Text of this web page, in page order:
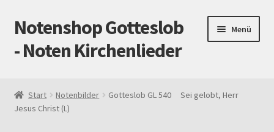
Zur
Navigation
springen
Zum
Inhalt
springen
Notenshop Gotteslob
- Noten Kirchenlieder
Menü
AGB
Start Notenbilder
Gotteslob GL 540 Sei gelobt, Herr
Jesus Christ (L)